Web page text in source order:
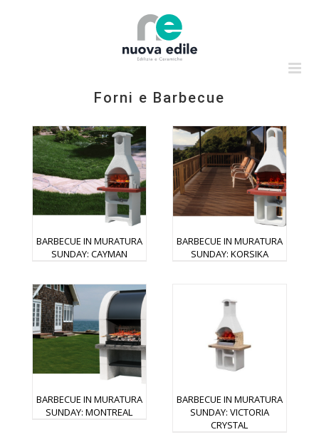
Forni e Barbecue
BARBECUE IN MURATURA
SUNDAY: CAYMAN
BARBECUE IN MURATURA
SUNDAY: KORSIKA
BARBECUE IN MURATURA
SUNDAY: MONTREAL
BARBECUE IN MURATURA
SUNDAY: VICTORIA
CRYSTAL